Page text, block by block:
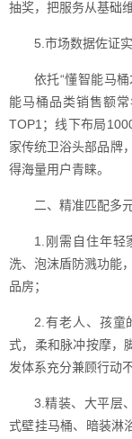
抽奖，把服务从基础
5.市场数据佐证
依托“懂智能马
能马桶品类销售额
TOP1；线下布局
家传统卫浴头部品牌
得海量用户青睐。
二、精准匹配多
1.刚需自住年轻
洗、泡沫盾防溅功能
品房；
2.有老人、孩童
式，柔和脉冲按摩，
发体系充分兼顾行动
3.精装、大平层
式壁挂马桶、暗装淋